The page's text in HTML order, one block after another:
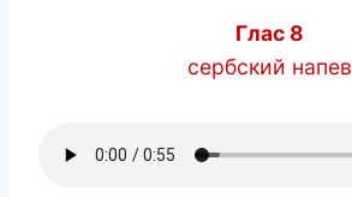
Глас 8
сербский напев